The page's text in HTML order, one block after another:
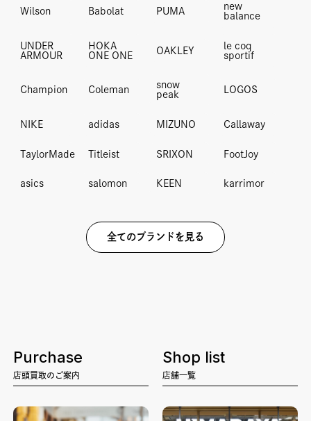
Wilson Babolat PUMA
new
balance
UNDER
ARMOUR
HOKA
ONE ONE
OAKLEY
le coq
sportif
Champion Coleman
snow
peak
LOGOS
NIKE adidas MIZUNO Callaway
TaylorMade Titleist SRIXON FootJoy
asics salomon KEEN karrimor
全てのブランドを見る
Purchase
店頭買取のご案内
Shop list
店舗一覧